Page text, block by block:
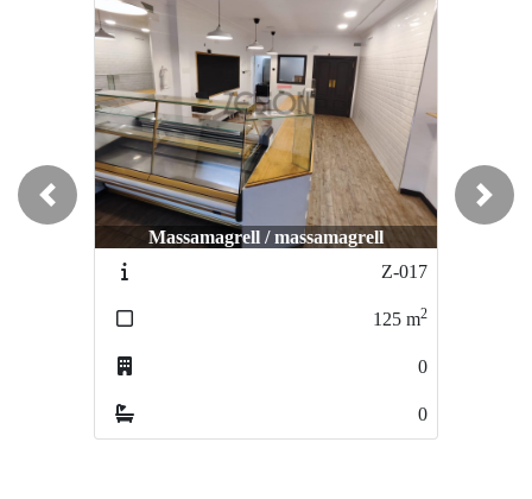
Massamagrell / massamagrell
Z-017
m 2
La Pobla de Vallbona / PLAZA EL
MERCAO
Previous Next